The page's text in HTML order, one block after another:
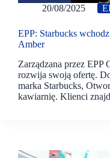
20/08/2025
EPP: Starbucks
Amber
Zarządzana przez EPP
rozwija swoją ofertę.
marka Starbucks,
kawiarnię. Klienci